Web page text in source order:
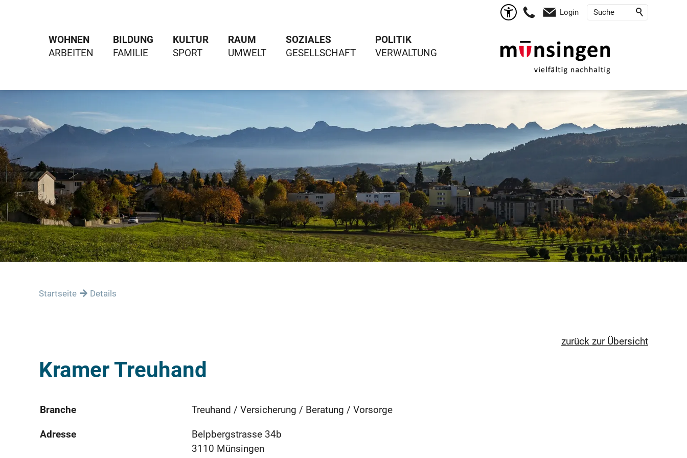
WOHNEN BILDUNG KULTUR RAUM SOZIALES POLITIK
Login
Startseite Details
zurück zur Übersicht
Kramer Treuhand
Branche Treuhand / Versicherung / Beratung / Vorsorge
Adresse
Belpbergstrasse 34b
3110 Münsingen